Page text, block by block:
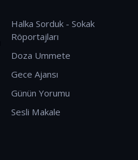
Halka Sorduk - Sokak
Röportajları
Doza Ummete
Gece Ajansı
Günün Yorumu
Sesli Makale